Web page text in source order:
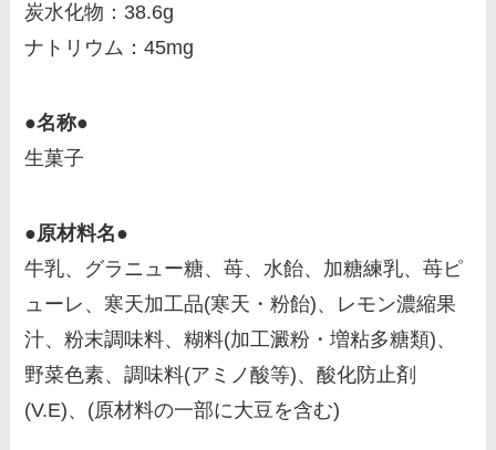
炭水化物：38.6g
ナトリウム：45mg
●名称●
生菓子
●原材料名●
牛乳、グラニュー糖、苺、水飴、加糖練乳、苺ピ
ューレ、寒天加工品(寒天・粉飴)、レモン濃縮果
汁、粉末調味料、糊料(加工澱粉・増粘多糖類)、
野菜色素、調味料(アミノ酸等)、酸化防止剤
(V.E)、(原材料の一部に大豆を含む)